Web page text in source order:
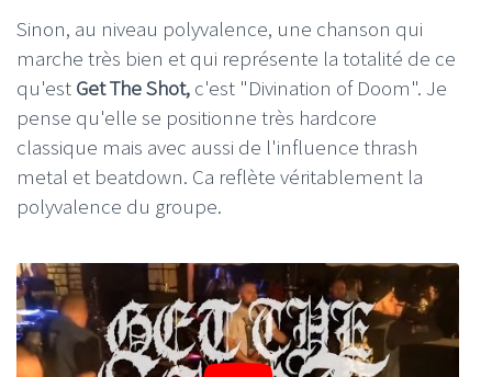
Sinon, au niveau polyvalence, une chanson qui
marche très bien et qui représente la totalité de ce
qu'est Get The Shot, c'est "Divination of Doom". Je
pense qu'elle se positionne très hardcore
classique mais avec aussi de l'influence thrash
metal et beatdown. Ca reflète véritablement la
polyvalence du groupe.